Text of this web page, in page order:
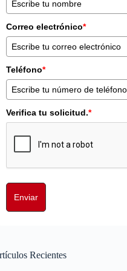
Correo electrónico*
Teléfono*
Verifica tu solicitud.*
Enviar
Recientes